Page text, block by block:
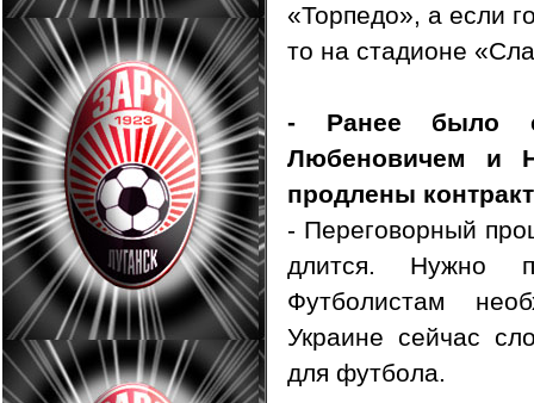
«Торпедо», а если
то на стадионе
- Ранее было
Любеновичем и
продлены
- Переговорный
длится. Нужно
Футболистам
Украине сейчас
для футбола.